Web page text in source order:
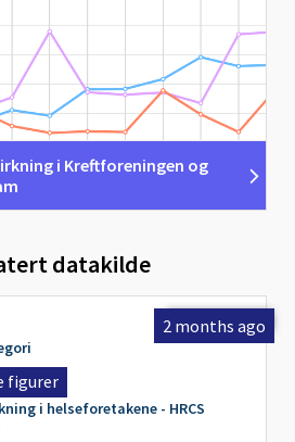
i Kreftforeningen og
datakilde
2 months ago
figurer
i helseforetakene - HRCS